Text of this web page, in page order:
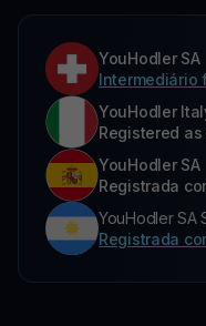
YouHodler SA
Intermediário
YouHodler
Registered as
YouHodler SA
Registrada
YouHodler SA
Registrada